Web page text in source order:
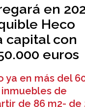
en
Heco
capital con
euros
en más del
de
de 86 m2- de